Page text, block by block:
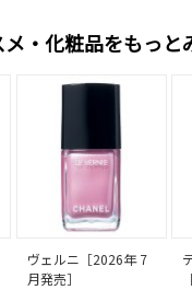
メ・化粧品をもっと
ヴェルニ［2026年 7
月発売］